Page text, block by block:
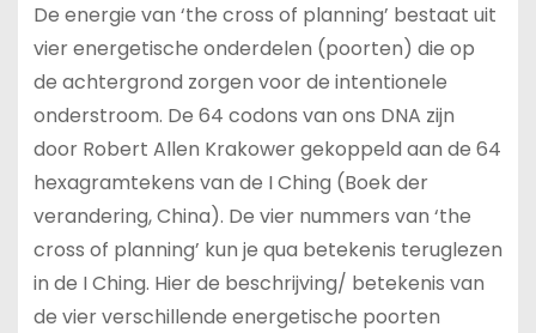
De energie van ‘the cross of planning’ bestaat uit
vier energetische onderdelen (poorten) die op
de achtergrond zorgen voor de intentionele
onderstroom. De 64 codons van ons DNA zijn
door Robert Allen Krakower gekoppeld aan de 64
hexagramtekens van de I Ching (Boek der
verandering, China). De vier nummers van ‘the
cross of planning’ kun je qua betekenis teruglezen
in de I Ching. Hier de beschrijving/ betekenis van
de vier verschillende energetische poorten